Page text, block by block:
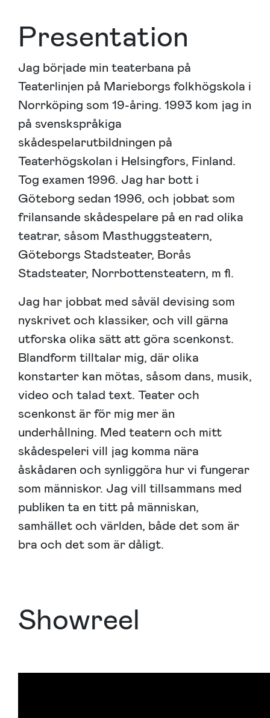
Presentation
Jag började min teaterbana på
Teaterlinjen på Marieborgs folkhögskola i
Norrköping som 19-åring. 1993 kom jag in
på svenskspråkiga
skådespelarutbildningen på
Teaterhögskolan i Helsingfors, Finland.
Tog examen 1996. Jag har bott i
Göteborg sedan 1996, och jobbat som
frilansande skådespelare på en rad olika
teatrar, såsom Masthuggsteatern,
Göteborgs Stadsteater, Borås
Stadsteater, Norrbottensteatern, m fl.
Jag har jobbat med såväl devising som
nyskrivet och klassiker, och vill gärna
utforska olika sätt att göra scenkonst.
Blandform tilltalar mig, där olika
konstarter kan mötas, såsom dans, musik,
video och talad text. Teater och
scenkonst är för mig mer än
underhållning. Med teatern och mitt
skådespeleri vill jag komma nära
åskådaren och synliggöra hur vi fungerar
som människor. Jag vill tillsammans med
publiken ta en titt på människan,
samhället och världen, både det som är
bra och det som är dåligt.
Showreel